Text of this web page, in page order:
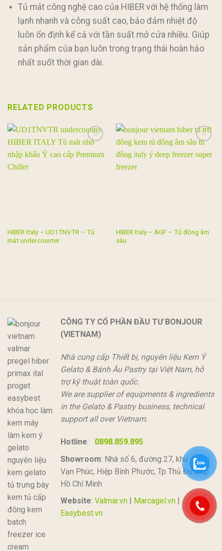
Tủ mát công nghệ cao của HIBER với hệ thống làm
lạnh nhanh và công suất cao, bảo đảm nhiệt độ
luôn ổn định kể cả với tần suất mở cửa nhiều. Giúp
sản phẩm của bạn luôn trong trạng thái hoàn hảo
nhất suốt thời gian dài.
RELATED PRODUCTS
wishlist
HIBER Italy – UD1TNVTR – Tủ
mát undercounter
wishlist
HIBER Italy – AGF – Tủ đông âm
sâu
CÔNG TY CỔ PHẦN ĐẦU TƯ BONJOUR
(VIETNAM)
Nhà cung cấp Thiết bị, nguyên liệu Kem Ý
Gelato & Bánh Âu Pastry tại Việt Nam, hỗ
trợ kỹ thuật toàn quốc.
We are supplier of equipments & ingredients
in the Gelato & Pastry business, technical
support all over Vietnam.
Hotline: 0898.859.895
Showroom: Nhà số 6, đường 27, khu đô thị
Vạn Phúc, Hiệp Bình Phước, Tp Thủ Đức, Tp
Hồ Chí Minh
Website: Valmar.vn | Marcagel.vn |
Easybest.vn